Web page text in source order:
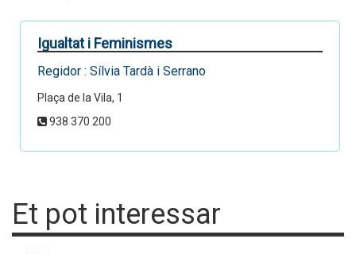
Igualtat i Feminismes
Regidor : Sílvia Tardà i Serrano
Plaça de la Vila, 1
938 370 200
Et pot interessar